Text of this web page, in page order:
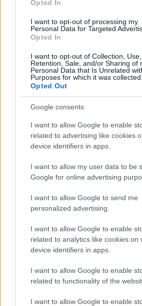
Opted In
I want to opt-out of processing my
Personal Data for Targeted
Opted In
I want to opt-out of Collection, Use,
Retention, Sale, and/or Sharing of
Personal Data that Is Unrelated
Purposes for which it was collected.
Opted Out
Google consents
I want to allow Google to enable
related to advertising like cookies
device identifiers in apps.
I want to allow my user data to be
Google for online advertising
I want to allow Google to send me
personalized advertising.
I want to allow Google to enable
related to analytics like cookies on
device identifiers in apps.
I want to allow Google to enable
related to functionality of the
I want to allow Google to enable
«Φίλτρο» της ΑΑΔΕ στις
το χαρτζιλίκι και οι αναλήψεις